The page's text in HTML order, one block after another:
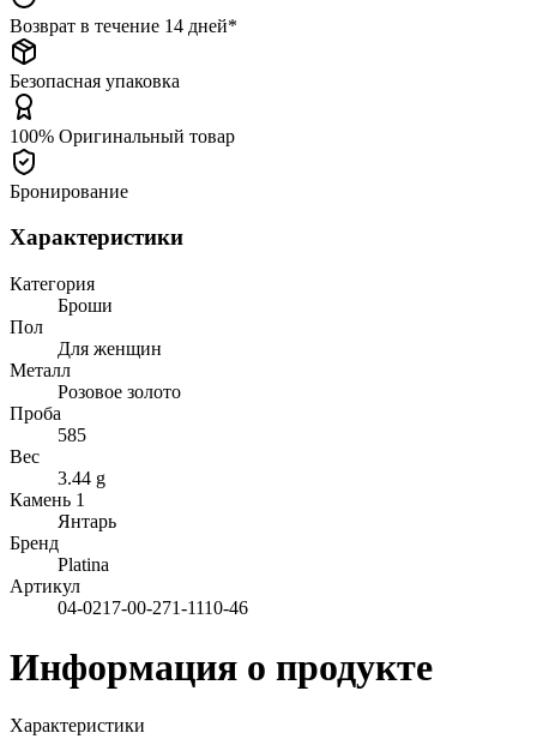
Возврат в течение 14 дней*
Безопасная упаковка
100% Оригинальный товар
Бронирование
Характеристики
Категория
Броши
Пол
Для женщин
Металл
Розовое золото
Проба
585
Вес
3.44 g
Камень 1
Янтарь
Бренд
Platina
Артикул
04-0217-00-271-1110-46
Информация о продукте
Характеристики